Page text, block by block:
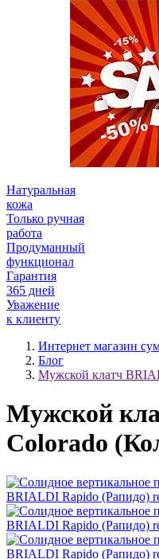
Натуральная
кожа
Только ручная
работа
Продуманный
функционал
Гарантия
365 дней
Уважение
к клиенту
Интернет магазин
Блог
Мужской клатч
Мужской
Colorado